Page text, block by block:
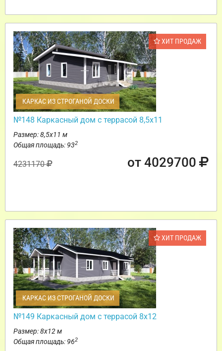
ХИТ ПРОДАЖ
КАРКАС ИЗ СТРОГАНОЙ ДОСКИ
№148 Каркасный дом с террасой 8,5х11
Размер: 8,5х11 м
Общая площадь: 932
4231170 от 4029700
ХИТ ПРОДАЖ
КАРКАС ИЗ СТРОГАНОЙ ДОСКИ
№149 Каркасный дом с террасой 8х12
Размер: 8х12 м
Общая площадь: 962